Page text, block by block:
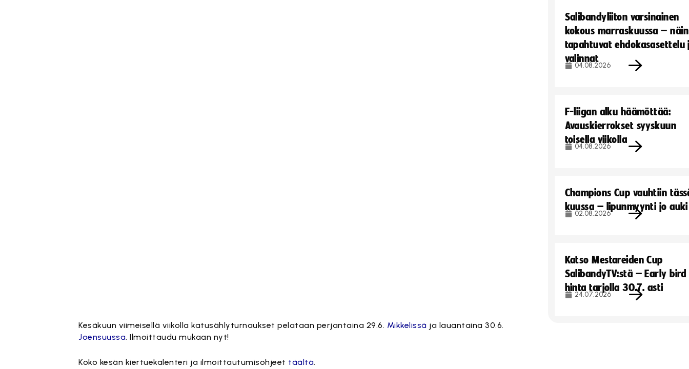
Kesäkuun viimeisellä viikolla katusählyturnaukset pelataan perjantaina 29.6. Mikkelissä ja lauantaina 30.6.
Joensuussa. Ilmoittaudu mukaan nyt!
Koko kesän kiertuekalenteri ja ilmoittautumisohjeet täältä.
Salibandyliiton varsinainen
kokous marraskuussa – näin
tapahtuvat ehdokasasettelu
valinnat
04.08.2026
F-liigan alku häämöttää:
Avauskierrokset syyskuun
toisella viikolla
04.08.2026
Champions Cup vauhtiin
kuussa – lipunmyynti jo auki
02.08.2026
Katso Mestareiden Cup
SalibandyTV:stä – Early
hinta tarjolla 30.7. asti
24.07.2026